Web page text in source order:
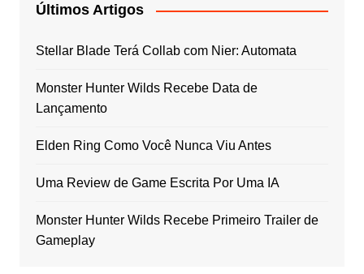
Últimos Artigos
Stellar Blade Terá Collab com Nier: Automata
Monster Hunter Wilds Recebe Data de
Lançamento
Elden Ring Como Você Nunca Viu Antes
Uma Review de Game Escrita Por Uma IA
Monster Hunter Wilds Recebe Primeiro Trailer de
Gameplay